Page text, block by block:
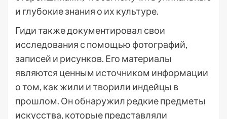
и глубокие знания о их культуре.
Гиди также документировал свои
исследования с помощью фотографий,
записей и рисунков. Его материалы
являются ценным источником информации
о том, как жили и творили индейцы в
прошлом. Он обнаружил редкие предметы
искусства, которые представляли